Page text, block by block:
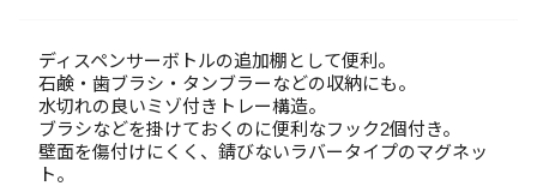
ディスペンサーボトルの追加棚として便利。
石鹸・歯ブラシ・タンブラーなどの収納にも。
水切れの良いミゾ付きトレー構造。
ブラシなどを掛けておくのに便利なフック2個付き。
壁面を傷付けにくく、錆びないラバータイプのマグネッ
ト。